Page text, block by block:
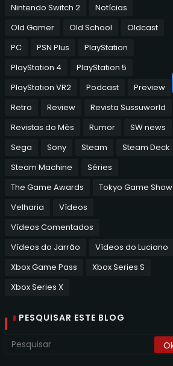
Nintendo Switch 2
Notícias
Old Gamer
Old School
Oldcast
PC
PSN Plus
PlayStation
PlayStation 4
PlayStation 5
PlayStation VR2
Podcast
Preview
Retro
Review
Revista Sussuworld
Revistas do Mês
Rumor
SW news
Sega
Sony Steam
Steam Deck
Steam Machine
Séries
The Game Awards
Tokyo Game Show
Velharia
Vídeos
Vídeos Comentados
Vídeos do Jarrão
Vídeos do Luciano
Xbox Game Pass
Xbox Series S
Xbox Series X
PESQUISAR ESTE BLOG